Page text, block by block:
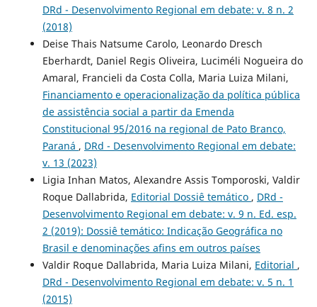
DRd - Desenvolvimento Regional em debate: v. 8 n. 2
(2018)
Deise Thais Natsume Carolo, Leonardo Dresch
Eberhardt, Daniel Regis Oliveira, Luciméli Nogueira do
Amaral, Francieli da Costa Colla, Maria Luiza Milani,
Financiamento e operacionalização da política pública
de assistência social a partir da Emenda
Constitucional 95/2016 na regional de Pato Branco,
Paraná , DRd - Desenvolvimento Regional em debate:
v. 13 (2023)
Ligia Inhan Matos, Alexandre Assis Tomporoski, Valdir
Roque Dallabrida, Editorial Dossiê temático , DRd -
Desenvolvimento Regional em debate: v. 9 n. Ed. esp.
2 (2019): Dossiê temático: Indicação Geográfica no
Brasil e denominações afins em outros paí­ses
Valdir Roque Dallabrida, Maria Luiza Milani, Editorial ,
DRd - Desenvolvimento Regional em debate: v. 5 n. 1
(2015)